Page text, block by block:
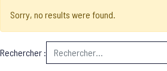
Sorry, no results were found.
Rechercher :